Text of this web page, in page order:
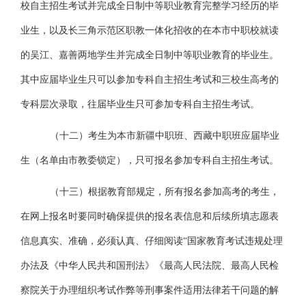
校自主招生考试并完成全日制中等职业教育完整学习经历的毕
业生，以及长三角示范区职教一体化招收的在本市中职校就读
的吴江、嘉善两地学生并完成全日制中等职业教育的毕业生。
其中应届毕业生只可以参加专科自主招生考试和三校生高考的
专科层次录取，往届毕业生只可参加专科自主招生考试。
（十二）考生为本市新疆中职班、西藏中职班应届毕业
生（名单由市教委锁定），只可报名参加专科自主招生考试。
（十三）根据教育部规定，所有报名参加高考的考生，
在网上报名时要同时确保提供的报名表信息和后续所填志愿表
信息真实、准确，必须认真、仔细阅读“国家教育考试违规处理
办法及 《中华人民共和国刑法》《最高人民法院、最高人民检
察院关于办理组织考试作弊等刑事案件适用法律若干问题的解